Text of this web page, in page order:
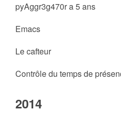
pyAggr3g470r a 5 ans
Emacs
Le cafteur
Contrôle du temps de
2014